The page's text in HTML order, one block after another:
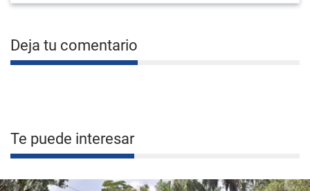
Deja tu comentario
Te puede interesar